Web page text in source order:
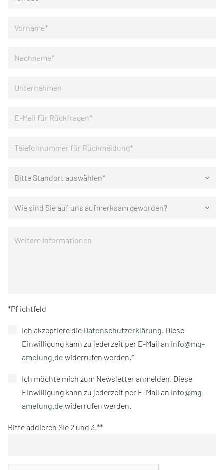
Bitte Standort auswählen* keyboard_arrow_down
Wie sind Sie auf uns aufmerksam geworden? keyboard_arrow_down
*Pflichtfeld
Ich akzeptiere die Datenschutzerklärung . Diese
Einwilligung kann zu jederzeit per E-Mail an info@mg-
amelung.de widerrufen werden.*
Ich möchte mich zum Newsletter anmelden. Diese
Einwilligung kann zu jederzeit per E-Mail an info@mg-
amelung.de widerrufen werden.
Bitte addieren Sie 2 und 3.*